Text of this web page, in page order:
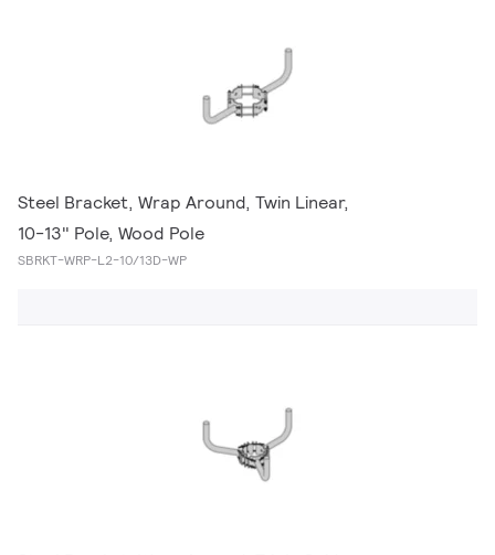
Steel Bracket, Wrap Around, Twin Linear,
10-13" Pole, Wood Pole
SBRKT-WRP-L2-10/13D-WP